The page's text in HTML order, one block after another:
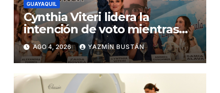
GUAYAQUIL
Cynthia Viteri lidera la
intención de voto mientras
Andrés Guschmer muestra
un destacado crecimiento,
según AtlasIntel
AGO 4, 2026 YAZMÍN BUSTÁN